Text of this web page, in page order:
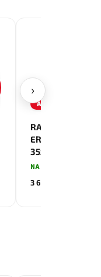
AKCE
RACE FACE
ERA 20mm RISER
35x800 stealth
NA EXTERNÍM
3 610 Kč
›